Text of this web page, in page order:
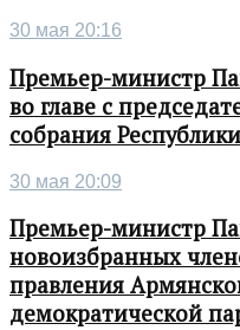
30 мая 20:16
Премьер-министр
во главе с
собрания
30 мая 20:09
Премьер-министр
новоизбранных
правления
демократической